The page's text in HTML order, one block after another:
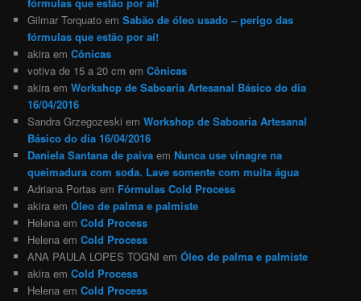
fórmulas que estão por aí!
Gilmar Torquato emSabão de óleo usado – perigo das
fórmulas que estão por aí!
akira emCônicas
votiva de 15 a 20 cm emCônicas
akira emWorkshop de Saboaria Artesanal Básico do dia
16/04/2016
Sandra Grzegozeski emWorkshop de Saboaria Artesanal
Básico do dia 16/04/2016
Daniela Santana de paiva emNunca use vinagre na
queimadura com soda. Lave somente com muita água
Adriana Portas em Fórmulas Cold Process
akira emÓleo de palma e palmiste
Helena emCold Process
Helena emCold Process
ANA PAULA LOPES TOGNI emÓleo de palma e palmiste
akira emCold Process
Helena emCold Process